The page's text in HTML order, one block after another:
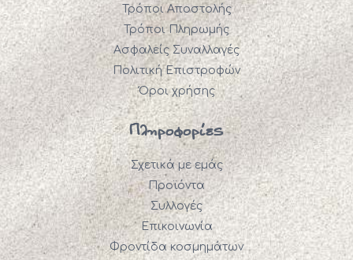
Τρόποι Αποστολής
Τρόποι Πληρωμής
Ασφαλείς Συναλλαγές
Πολιτική Επιστροφών
Όροι χρήσης
Πληροφορίες
Σχετικά με εμάς
Προϊόντα
Συλλογές
Επικοινωνία
Φροντίδα κοσμημάτων